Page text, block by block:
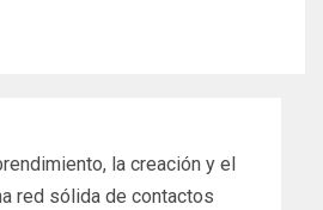
la creación y el
red sólida de contactos